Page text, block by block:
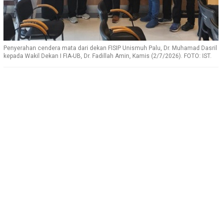
Penyerahan cendera mata dari dekan FISIP Unismuh Palu, Dr. Muhamad Dasril
kepada Wakil Dekan I FIA-UB, Dr. Fadillah Amin, Kamis (2/7/2026). FOTO: IST.